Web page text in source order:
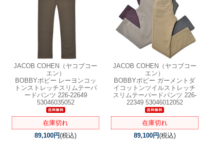
JACOB COHEN（ヤコブコー
エン）
BOBBYボビー レーヨンコッ
トンストレッチスリムテーパ
ードパンツ 226-22649
53046035052
在庫切れ
89,100円(税込)
JACOB COHEN（ヤコブコー
エン）
BOBBYボビー ガーメントダ
イコットンツイルストレッチ
スリムテーパードパンツ 226-
22349 53046012052
在庫切れ
89,100円(税込)